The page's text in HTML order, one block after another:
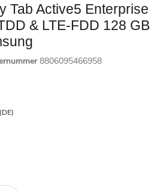
Tab Active5 Enterprise
& LTE-FDD 128 GB
8806095466958